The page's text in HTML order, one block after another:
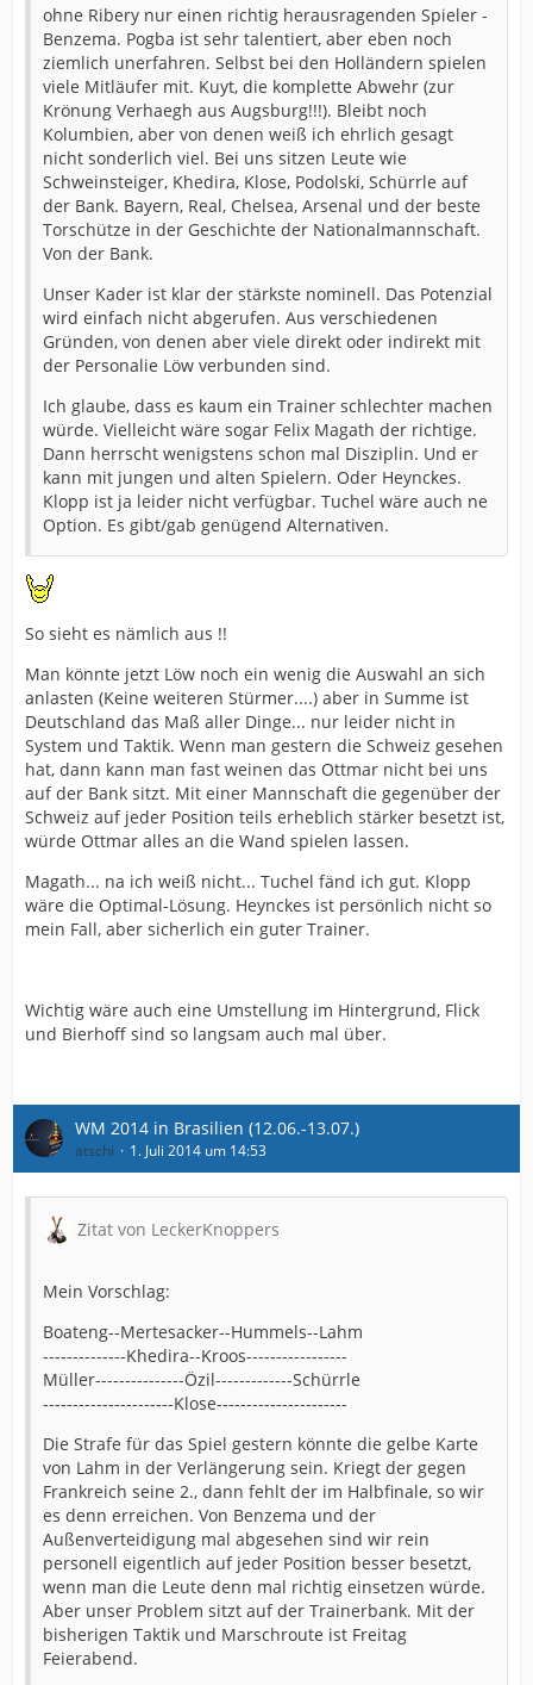
ohne Ribery nur einen richtig herausragenden Spieler -
Benzema. Pogba ist sehr talentiert, aber eben noch
ziemlich unerfahren. Selbst bei den Holländern spielen
viele Mitläufer mit. Kuyt, die komplette Abwehr (zur
Krönung Verhaegh aus Augsburg!!!). Bleibt noch
Kolumbien, aber von denen weiß ich ehrlich gesagt
nicht sonderlich viel. Bei uns sitzen Leute wie
Schweinsteiger, Khedira, Klose, Podolski, Schürrle auf
der Bank. Bayern, Real, Chelsea, Arsenal und der beste
Torschütze in der Geschichte der Nationalmannschaft.
Von der Bank.
Unser Kader ist klar der stärkste nominell. Das Potenzial
wird einfach nicht abgerufen. Aus verschiedenen
Gründen, von denen aber viele direkt oder indirekt mit
der Personalie Löw verbunden sind.
Ich glaube, dass es kaum ein Trainer schlechter machen
würde. Vielleicht wäre sogar Felix Magath der richtige.
Dann herrscht wenigstens schon mal Disziplin. Und er
kann mit jungen und alten Spielern. Oder Heynckes.
Klopp ist ja leider nicht verfügbar. Tuchel wäre auch ne
Option. Es gibt/gab genügend Alternativen.
So sieht es nämlich aus !!
Man könnte jetzt Löw noch ein wenig die Auswahl an sich
anlasten (Keine weiteren Stürmer....) aber in Summe ist
Deutschland das Maß aller Dinge... nur leider nicht in
System und Taktik. Wenn man gestern die Schweiz gesehen
hat, dann kann man fast weinen das Ottmar nicht bei uns
auf der Bank sitzt. Mit einer Mannschaft die gegenüber der
Schweiz auf jeder Position teils erheblich stärker besetzt ist,
würde Ottmar alles an die Wand spielen lassen.
Magath... na ich weiß nicht... Tuchel fänd ich gut. Klopp
wäre die Optimal-Lösung. Heynckes ist persönlich nicht so
mein Fall, aber sicherlich ein guter Trainer.
Wichtig wäre auch eine Umstellung im Hintergrund, Flick
und Bierhoff sind so langsam auch mal über.
WM 2014 in Brasilien (12.06.-13.07.)
atschi 1. Juli 2014 um 14:53
Zitat von LeckerKnoppers
Mein Vorschlag:
Boateng--Mertesacker--Hummels--Lahm
--------------Khedira--Kroos-----------------
Müller---------------Özil-------------Schürrle
----------------------Klose----------------------
Die Strafe für das Spiel gestern könnte die gelbe Karte
von Lahm in der Verlängerung sein. Kriegt der gegen
Frankreich seine 2., dann fehlt der im Halbfinale, so wir
es denn erreichen. Von Benzema und der
Außenverteidigung mal abgesehen sind wir rein
personell eigentlich auf jeder Position besser besetzt,
wenn man die Leute denn mal richtig einsetzen würde.
Aber unser Problem sitzt auf der Trainerbank. Mit der
bisherigen Taktik und Marschroute ist Freitag
Feierabend.